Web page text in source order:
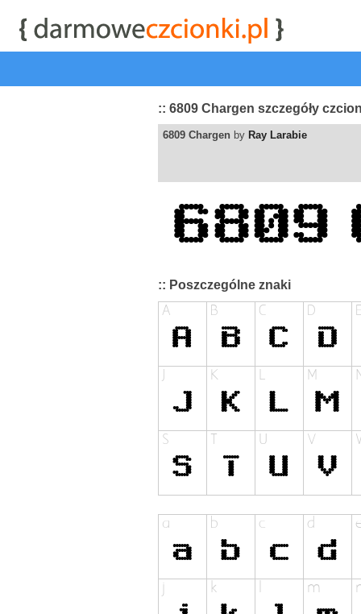
| przeglądaj najwyżej
:: 6809 Chargen szczegóły
6809 Chargen by Ray Larabie
:: Poszczególne znaki